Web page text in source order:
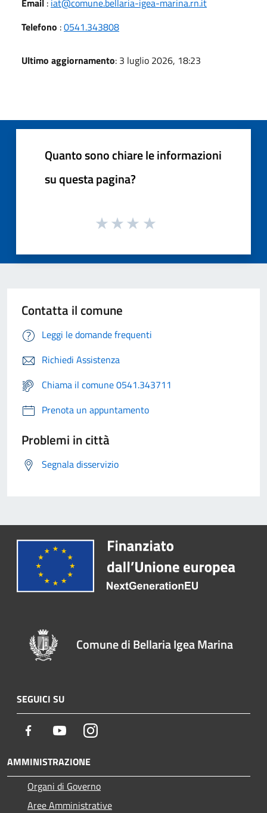
Telefono :0541.343808
Ultimo aggiornamento: 3 luglio 2026, 18:23
Quanto sono chiare le informazioni
su questa pagina?
Contatta il comune
Leggi le domande frequenti
Richiedi Assistenza
Chiama il comune 0541.343711
Prenota un appuntamento
Problemi in città
Segnala disservizio
Comune di Bellaria Igea Marina
SEGUICI SU
Facebook YoutubeInstagram
AMMINISTRAZIONE
Organi di Governo
Aree Amministrative